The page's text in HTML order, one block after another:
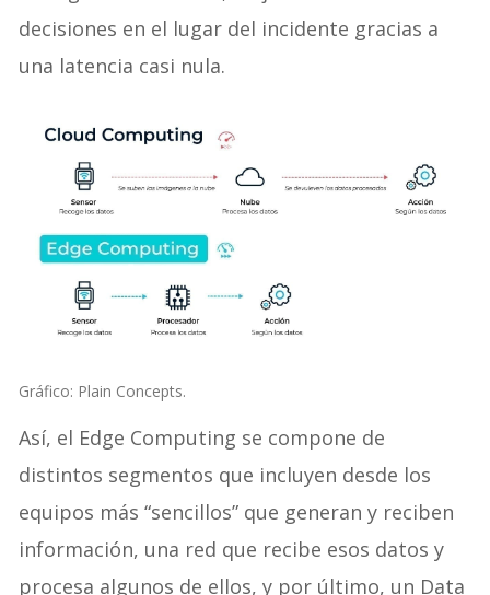
emergencias médicas, mejorando la toma de
decisiones en el lugar del incidente gracias a
Así, el Edge Computing se compone de
distintos segmentos que incluyen desde los
equipos más “sencillos” que generan y reciben
información, una red que recibe esos datos y